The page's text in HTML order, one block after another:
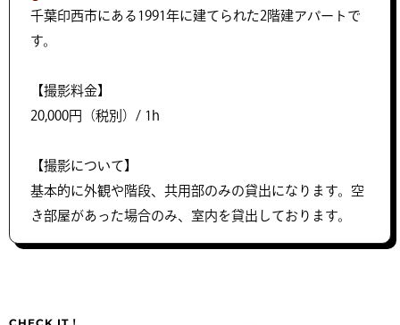
千葉印西市にある1991年に建てられた2階建アパートで
す。
【撮影料金】
20,000円（税別）/ 1h
【撮影について】
基本的に外観や階段、共用部のみの貸出になります。空
き部屋があった場合のみ、室内を貸出しております。